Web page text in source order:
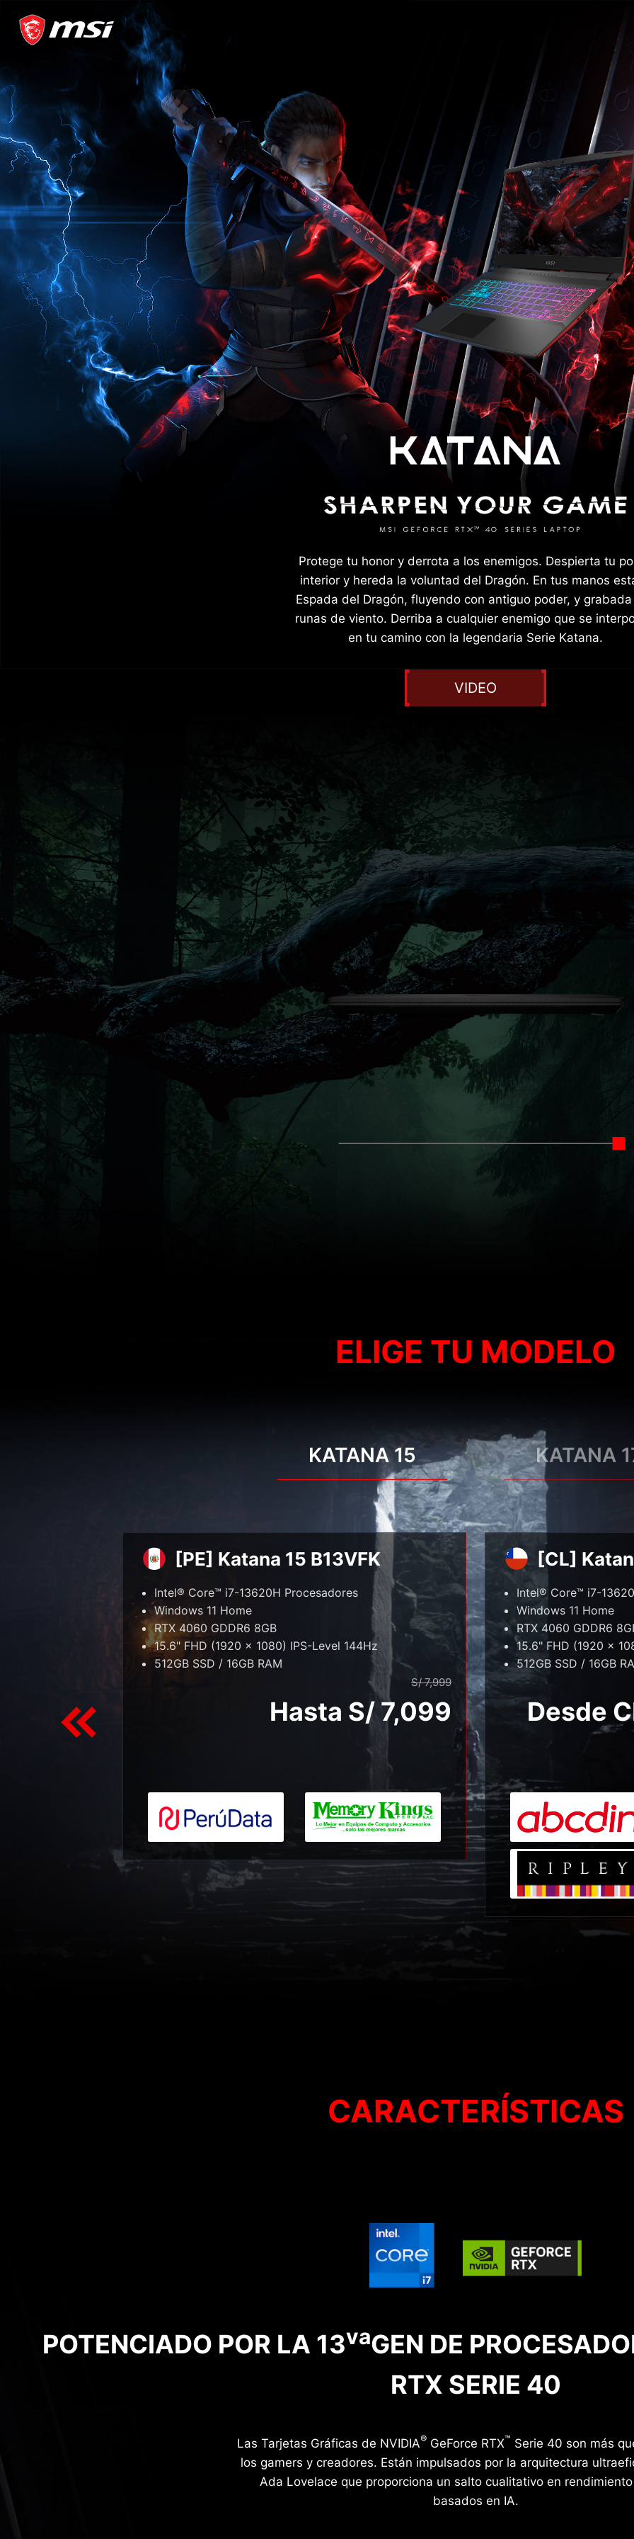
Protege tu honor y derrota a los enemigos. Despierta tu
interior y hereda la voluntad del Dragón. En tus manos
Espada del Dragón, fluyendo con antiguo poder, y grabada
runas de viento. Derriba a cualquier enemigo que se
en tu camino con la legendaria Serie Katana.
VIDEO
ELIGE TU MODELO
KATANA 15 KATANA
6,599
[PE] Katana 15 B13VFK
Intel® Core™ i7-13620H Procesadores
Windows 11 Home
RTX 4060 GDDR6 8GB
15.6" FHD (1920 x 1080) IPS-Level 144Hz
512GB SSD / 16GB RAM
S/ 7,999
Hasta S/ 7,099
[CL]
Intel® Core™ i7-
Windows 11 Home
RTX 4060 GDDR6
15.6" FHD (1920 x
512GB SSD / 16GB
Desde
CARACTERÍSTICAS
POTENCIADO POR LA 13vaGEN DE
RTX SERIE 40
Las Tarjetas Gráficas de NVIDIA® GeForce RTX™ Serie 40 son más
los gamers y creadores. Están impulsados por la arquitectura
Ada Lovelace que proporciona un salto cualitativo en
basados en IA.